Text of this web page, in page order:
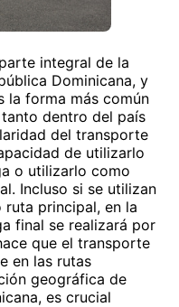
integral de la
Dominicana, y
la forma más común
dentro del país
del transporte
de utilizarlo
o utilizarlo como
Incluso si se utilizan
principal, en la
final se realizará por
que el transporte
en las rutas
geográfica de
es crucial